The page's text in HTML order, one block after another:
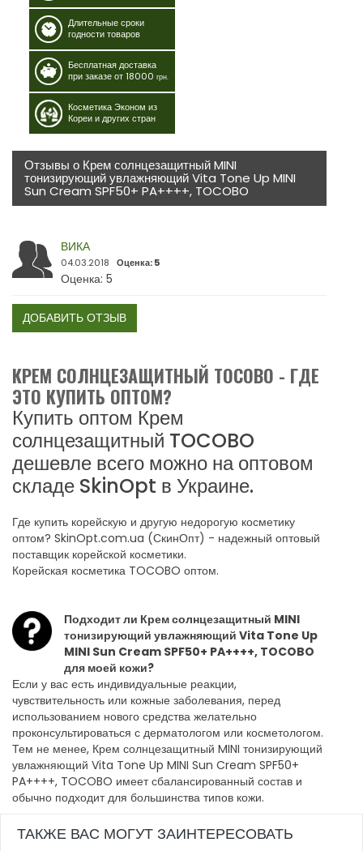
Длительные сроки
годности товаров
Бесплатная доставка
при заказе от 18000 грн.
Косметика Эконом из
Кореи и других стран
Отзывы о Крем солнцезащитный MINI
тонизирующий увлажняющий Vita Tone Up MINI
Sun Cream SPF50+ PA++++, TOCOBO
ВИКА
04.03.2018 Оценка: 5
Оценка: 5
ДОБАВИТЬ ОТЗЫВ
КРЕМ СОЛНЦЕЗАЩИТНЫЙ TOCOBO - ГДЕ
ЭТО КУПИТЬ ОПТОМ?
Купить оптом Крем
солнцезащитный TOCOBO
дешевле всего можно на оптовом
складе SkinOpt в Украине.
Где купить корейскую и другую недорогую косметику
оптом? SkinOpt.com.ua (СкинОпт) - надежный оптовый
поставщик корейской косметики.
Корейская косметика TOCOBO оптом.
Подходит ли Крем солнцезащитный MINI
тонизирующий увлажняющий Vita Tone Up
MINI Sun Cream SPF50+ PA++++, TOCOBO
для моей кожи?
Если у вас есть индивидуальные реакции,
чувствительность или кожные заболевания, перед
использованием нового средства желательно
проконсультироваться с дерматологом или косметологом.
Тем не менее, Крем солнцезащитный MINI тонизирующий
увлажняющий Vita Tone Up MINI Sun Cream SPF50+
PA++++, TOCOBO имеет сбалансированный состав и
обычно подходит для большинства типов кожи.
ТАКЖЕ ВАС МОГУТ ЗАИНТЕРЕСОВАТЬ